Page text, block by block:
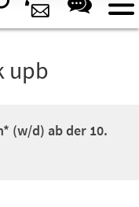
upb
(w/d) ab der 10.